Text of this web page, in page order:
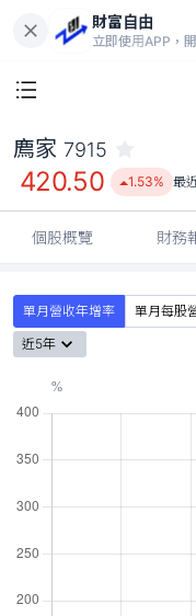
財富自由
立即使用APP，
廌家 7915
420.50 1.53% 最
個股概覽 財務
單月營收年增率 單月每股
近5年